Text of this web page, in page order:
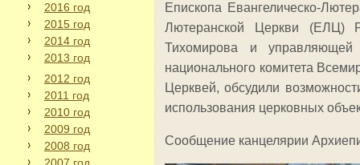
2016 год
2015 год
2014 год
2013 год
2012 год
2011 год
2010 год
2009 год
2008 год
Епископа Евангелическо-
Лютеранской Церкви (ЕЛЦ)
Тихомирова и
национального комитета
Церквей, обсудили
использования церковных
Сообщение канцелярии